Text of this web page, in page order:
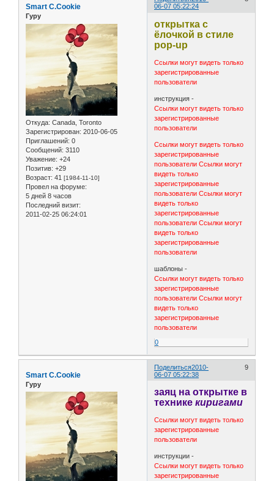
06-07 05:22:24
Smart C.Cookie
Гуру
Откуда: Canada, Toronto
Зарегистрирован: 2010-06-05
Приглашений: 0
Сообщений: 3110
Уважение: +24
Позитив: +29
Возраст: 41 [1984-11-10]
Провел на форуме:
5 дней 8 часов
Последний визит:
2011-02-25 06:24:01
открытка с
ёлочкой в стиле
pop-up
Ссылки могут видеть только
зарегистрированные
пользователи
инструкция -
Ссылки могут видеть только
зарегистрированные
пользователи
Ссылки могут видеть только
зарегистрированные
пользователи Ссылки могут
видеть только
зарегистрированные
пользователи Ссылки могут
видеть только
зарегистрированные
пользователи Ссылки могут
видеть только
зарегистрированные
пользователи
шаблоны -
Ссылки могут видеть только
зарегистрированные
пользователи Ссылки могут
видеть только
зарегистрированные
пользователи
0
Поделиться 9
2010-
06-07 05:22:38
Smart C.Cookie
Гуру
заяц на открытке в
техникекиригами
Ссылки могут видеть только
зарегистрированные
пользователи
инструкции -
Ссылки могут видеть только
зарегистрированные